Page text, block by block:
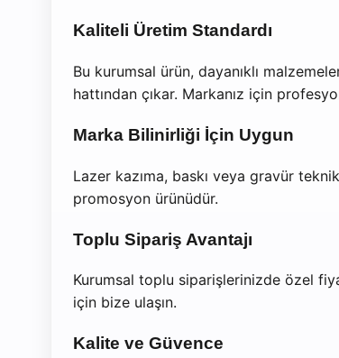
Kaliteli Üretim Standardı
Bu kurumsal ürün, dayanıklı
hattından çıkar. Markanız için
Marka Bilinirliği İçin Uygun
Lazer kazıma, baskı veya gravür
promosyon ürünüdür.
Toplu Sipariş Avantajı
Kurumsal toplu siparişlerinizde özel
için bize ulaşın.
Kalite ve Güvence